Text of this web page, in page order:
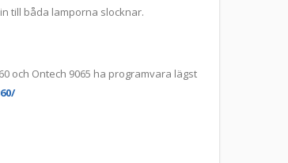
till båda lamporna slocknar.
och Ontech 9065 ha programvara lägst